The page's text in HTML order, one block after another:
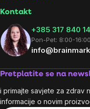
Kontakt
+385 317 840
Pon-Pet: 8:00-16:00
Pretplatite se na
i primajte savjete za zdrav
informacije o novim